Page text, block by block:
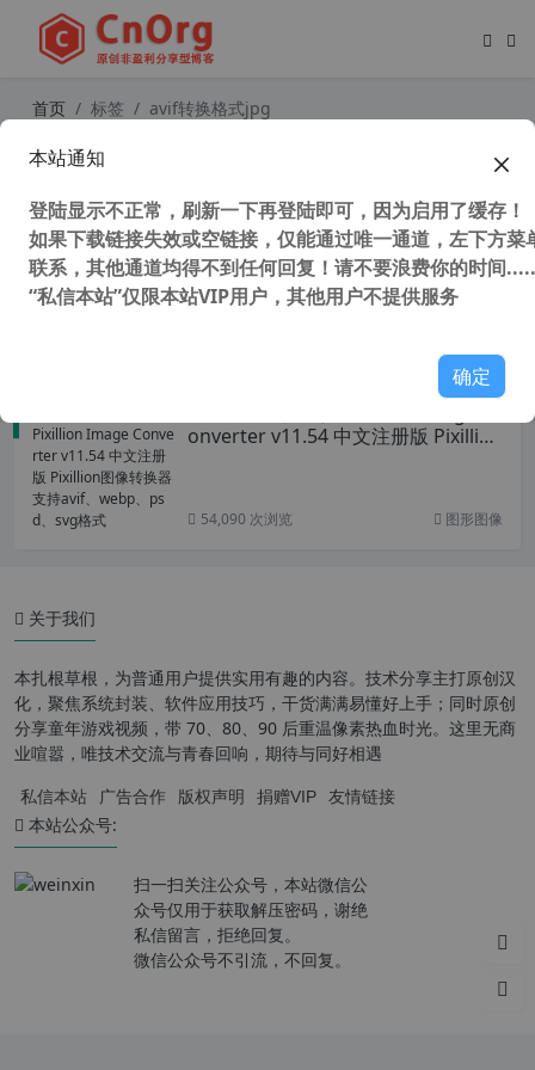
首页 标签 avif转换格式jpg
PS替代软件 PhotoMind v1.0.4.0 UW
替代PhotoShop 支持avif 、webp、
PSD格式
onverter v11.54 中文注册版 Pixillion
54,090 次浏览 图形图像
关于我们
本扎根草根，为普通用户提供实用有趣的内容。技术分享主打原创汉
化，聚焦系统封装、软件应用技巧，干货满满易懂好上手；同时原创
分享童年游戏视频，带 70、80、90 后重温像素热血时光。这里无商
业喧嚣，唯技术交流与青春回响，期待与同好相遇
私信本站 广告合作 版权声明 捐赠VIP 友情链接
本站公众号:
扫一扫关注公众号，本站微信公
众号仅用于获取解压密码，谢绝
私信留言，拒绝回复。
微信公众号不引流，不回复。
本站通知
登陆显示不正常，刷新一下再登陆即可，因为启用了缓存！
如果下载链接失效或空链接，仅能通过唯一通道，左下方菜
联系，其他通道均得不到任何回复！请不要浪费你的时间
“私信本站”仅限本站VIP用户，其他用户不提供服务
确定